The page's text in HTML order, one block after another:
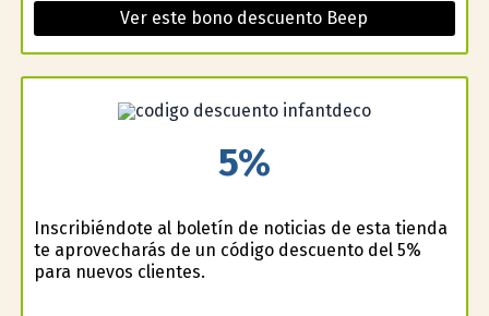
Ver este bono descuento Beep
5%
Inscribiéndote al boletín de noticias de esta tienda
te aprovecharás de un código descuento del 5%
para nuevos clientes.